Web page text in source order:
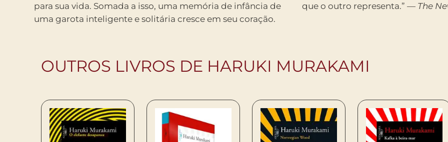
para sua vida. Somada a isso, uma memória de infância de
uma garota inteligente e solitária cresce em seu coração.
que o outro representa.” — The
OUTROS LIVROS DE HARUKI MURAKAMI